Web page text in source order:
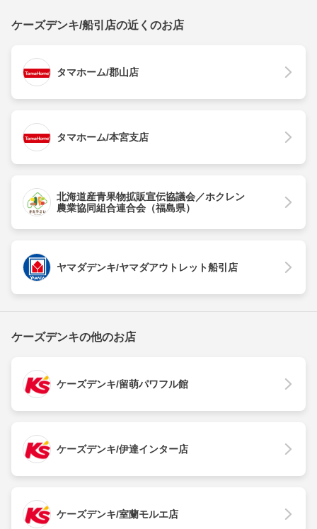
ケーズデンキ/船引店の近くのお店
タマホーム/郡山店
タマホーム/本宮支店
北海道産青果物拡販宣伝協議会／ホクレン
農業協同組合連合会（福島県）
ヤマダデンキ/ヤマダアウトレット船引店
ケーズデンキの他のお店
ケーズデンキ/留萌パワフル館
ケーズデンキ/伊達インター店
ケーズデンキ/室蘭モルエ店